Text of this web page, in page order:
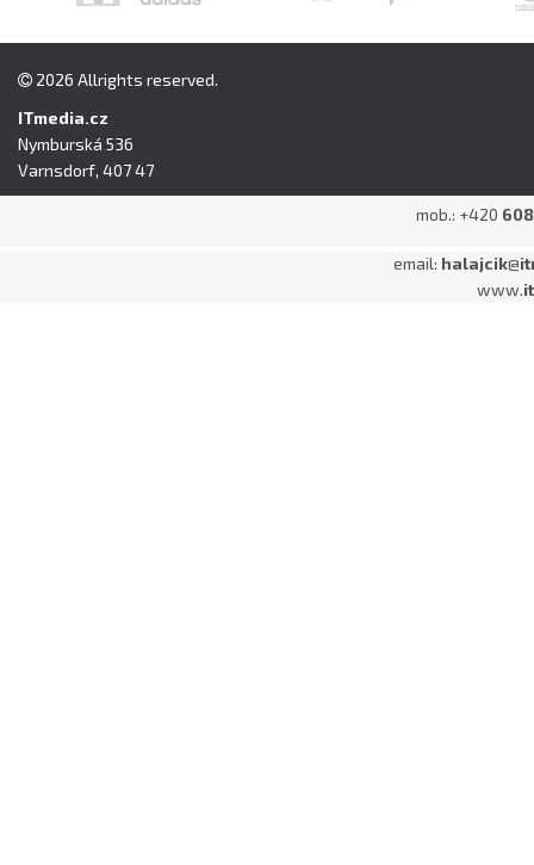
2026 Allrights reserved.
ITmedia.cz
Nymburská 536
Varnsdorf, 407 47
mob.: +420
email: halajcik@
www.